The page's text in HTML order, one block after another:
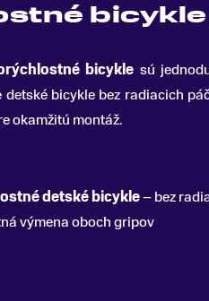
bicykle sú
bicykle bez radiacich
okamžitú montáž.
detské bicykle– bez
výmena oboch gripov